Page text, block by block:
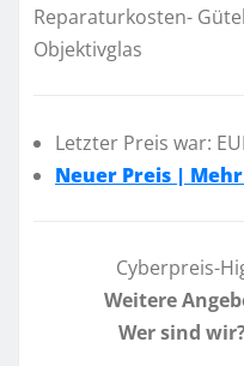
Reparaturkosten-
Objektivglas
Letzter Preis war:
Neuer Preis |
Cyberpreis-
Weitere
Wer sind wir?